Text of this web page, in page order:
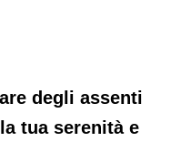
degli assenti
tua serenità e